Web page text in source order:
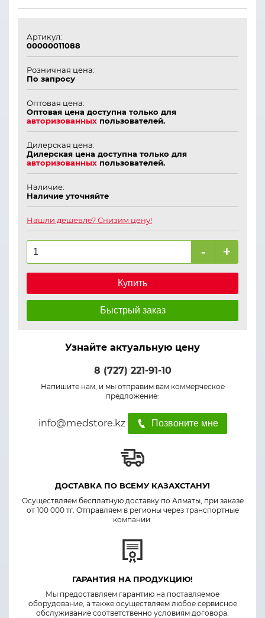
Артикул:
00000011088
Розничная цена:
По запросу
Оптовая цена:
Оптовая цена доступна только для
авторизованных пользователей.
Дилерская цена:
Дилерская цена доступна только для
авторизованных пользователей.
Наличие:
Наличие уточняйте
Нашли дешевле? Снизим цену!
- +
Купить
Быстрый заказ
Узнайте актуальную цену
8 (727) 221-91-10
Напишите нам, и мы отправим вам коммерческое
предложение:
info@medstore.kz Позвоните мне
ДОСТАВКА ПО ВСЕМУ КАЗАХСТАНУ!
Осуществляем бесплатную доставку по Алматы, при заказе
от 100 000 тг. Отправляем в регионы через транспортные
компании.
ГАРАНТИЯ НА ПРОДУКЦИЮ!
Мы предоставляем гарантию на поставляемое
оборудование, а также осуществляем любое сервисное
обслуживание соответственно условиям договора.